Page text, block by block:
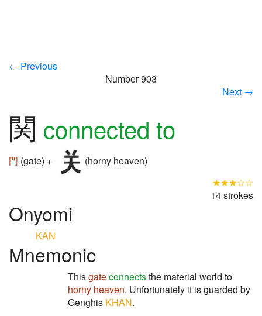
← Previous
Number 903
Next →
関 connected to
門 (gate) +
(horny heaven)
★★★☆☆
14 strokes
Onyomi
KAN
Mnemonic
Thisgateconnectsthe material world to
horny heaven. Unfortunately it is guarded by
Genghis KHAN.